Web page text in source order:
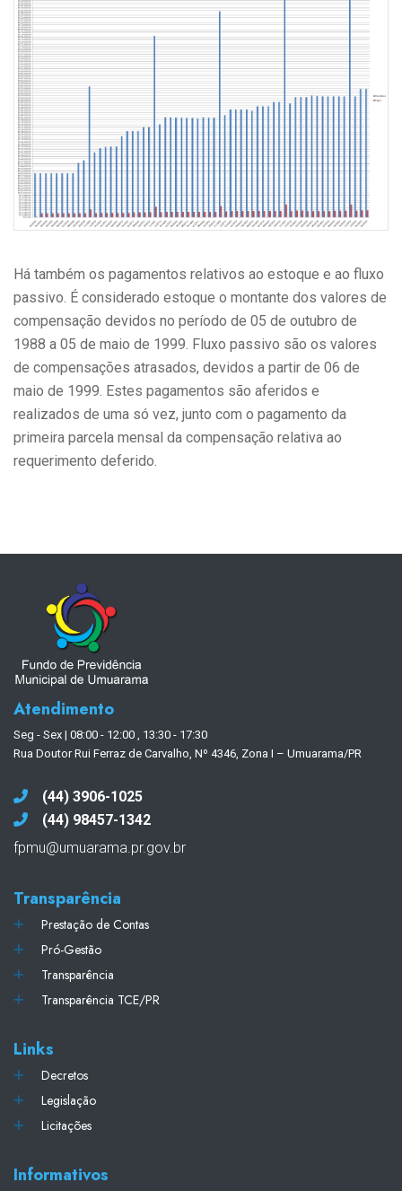
Há também os pagamentos relativos ao estoque e ao fluxo
passivo. É considerado estoque o montante dos valores de
compensação devidos no período de 05 de outubro de
1988 a 05 de maio de 1999. Fluxo passivo são os valores
de compensações atrasados, devidos a partir de 06 de
maio de 1999. Estes pagamentos são aferidos e
realizados de uma só vez, junto com o pagamento da
primeira parcela mensal da compensação relativa ao
requerimento deferido.
Atendimento
Seg - Sex | 08:00 - 12:00 , 13:30 - 17:30
Rua Doutor Rui Ferraz de Carvalho, Nº 4346, Zona I – Umuarama/PR
(44) 3906-1025
(44) 98457-1342
fpmu@umuarama.pr.gov.br
Transparência
Prestação de Contas
Pró-Gestão
Transparência
Transparência TCE/PR
Links
Decretos
Legislação
Licitações
Informativos